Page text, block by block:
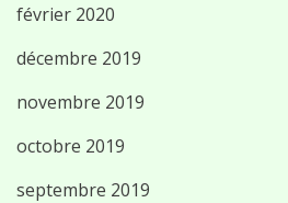
février 2020
décembre 2019
novembre 2019
octobre 2019
septembre 2019